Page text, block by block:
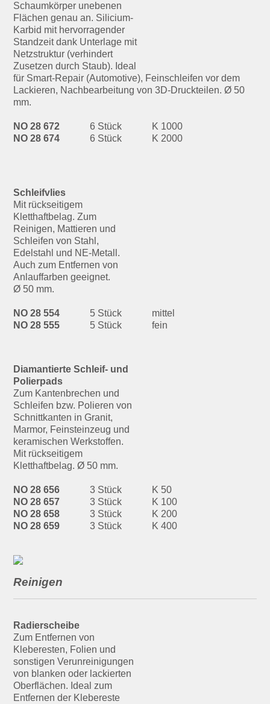
Schaumkörper unebenen
Flächen genau an. Silicium-
Karbid mit hervorragender
Standzeit dank Unterlage mit
Netzstruktur (verhindert
Zusetzen durch Staub). Ideal
für Smart-Repair (Automotive), Feinschleifen vor dem
Lackieren, Nachbearbeitung von 3D-Druckteilen. Ø 50
mm.
NO 28 672 6 Stück
K 1000
NO 28 674
6 Stück K 2000
Schleifvlies
Mit rückseitigem
Kletthaftbelag. Zum
Reinigen, Mattieren und
Schleifen von Stahl,
Edelstahl und NE-Metall.
Auch zum Entfernen von
Anlauffarben geeignet.
Ø 50 mm.
NO 28 554 5 Stück
mittel
NO 28 555
5 Stück fein
Diamantierte Schleif- und
Polierpads
Zum Kantenbrechen und
Schleifen bzw. Polieren von
Schnittkanten in Granit,
Marmor, Feinsteinzeug und
keramischen Werkstoffen.
Mit rückseitigem
Kletthaftbelag. Ø 50 mm.
NO 28 656 3 Stück
K 50
NO 28 657
3 Stück
K 100
NO 28 658
3 Stück
K 200
NO 28 659
3 Stück K 400
Reinigen
Radierscheibe
Zum Entfernen von
Kleberesten, Folien und
sonstigen Verunreinigungen
von blanken oder lackierten
Oberflächen. Ideal zum
Entfernen der Klebereste